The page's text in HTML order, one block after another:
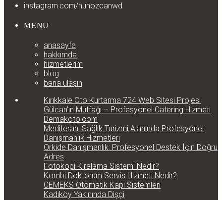
instagram.com/nuhozcanwd
MENU
anasayfa
hakkımda
hizmetlerim
blog
bana ulaşın
Kırıkkale Oto Kurtarma 724 Web Sitesi Projesi
Gülcan’ın Mutfağı – Profesyonel Catering Hizmeti
Demakoto.com
Mediferah: Sağlık Turizmi Alanında Profesyonel
Danışmanlık Hizmetleri
Orkide Danışmanlık: Profesyonel Destek İçin Doğru
Adres
Fotokopi Kiralama Sistemi Nedir?
Kombi Doktorum Servis Hizmeti Nedir?
CEMEKS Otomatik Kapı Sistemleri
Kadıköy Yakınında Dişçi